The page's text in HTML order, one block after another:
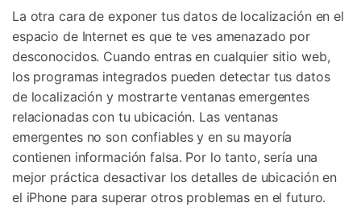
La otra cara de exponer tus datos de localización en el
espacio de Internet es que te ves amenazado por
desconocidos. Cuando entras en cualquier sitio web,
los programas integrados pueden detectar tus datos
de localización y mostrarte ventanas emergentes
relacionadas con tu ubicación. Las ventanas
emergentes no son confiables y en su mayoría
contienen información falsa. Por lo tanto, sería una
mejor práctica desactivar los detalles de ubicación en
el iPhone para superar otros problemas en el futuro.